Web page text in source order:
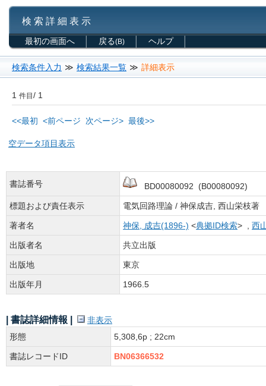
検 索 詳 細 表 示
最初の画面へ 戻る(B) ヘルプ
検索条件入力 ≫ 検索結果一覧 ≫ 詳細表示
1 件目/ 1
<<最初 <前ページ 次ページ> 最後>>
空データ項目表示
書誌番号 BD00080092 (B00080092)
標題および責任表示 電気回路理論 / 神保成吉, 西山栄枝著
著者名 神保, 成吉(1896-) <典拠ID検索> , 西
出版者名 共立出版
出版地 東京
出版年月 1966.5
| 書誌詳細情報 |
非表示
形態
5,308,6p ; 22cm
書誌レコードID BN06366532